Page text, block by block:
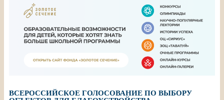
ВСЕРОССИЙСКОЕ ГОЛОСОВАНИЕ ПО ВЫБОРУ